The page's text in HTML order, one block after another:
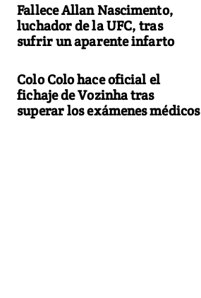
Fallece Allan Nascimento,
luchador de la UFC, tras
sufrir un aparente infarto
Colo Colo hace oficial el
fichaje de Vozinha tras
superar los exámenes médicos